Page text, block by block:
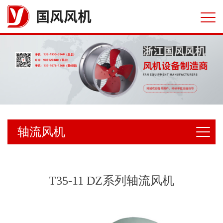
国风风机
轴流风机
T35-11 DZ系列轴流风机